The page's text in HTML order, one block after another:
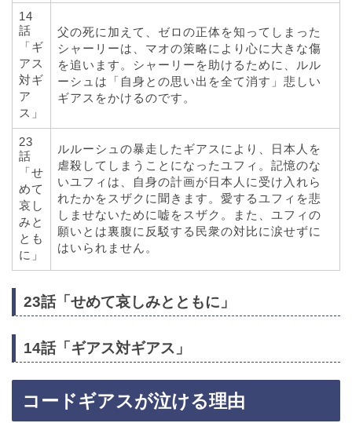
14
話
「ギ
アス
対ギ
ア
ス」
父の死に加えて、ゼロの正体を知ってしまった
シャーリーは、マオの策略により心に大きな傷
を追います。シャーリーを助けるために、ルル
ーシュは「自身との思い出を全て消す」悲しい
ギアスをかけるのです。
23
話
「せ
めて
哀し
みと
とも
に」
ルルーシュの暴走したギアスにより、日本人を
虐殺してしまうことになったユフィ。記憶のな
いユフィは、自身の計画が日本人に受け入れら
れたかをスザクに聞きます。愛するユフィを悲
しませないために嘘をスザク。また、ユフィの
願いとは裏腹に反駁する民衆の対比に涙せずに
はいられません。
23話「せめて哀しみとともに」
14話「ギアス対ギアス」
コードギアスが泣ける理由